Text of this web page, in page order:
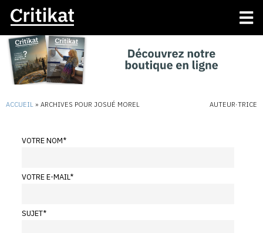
ACCUEIL » ARCHIVES POUR JOSUÉ MOREL AUTEUR·TRICE
VOTRE NOM*
VOTRE E-MAIL*
SUJET*